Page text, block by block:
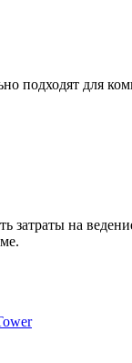
подходят для
затраты на